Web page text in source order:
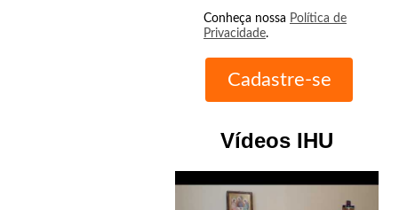
Conheça nossa Política de
Privacidade.
Vídeos IHU